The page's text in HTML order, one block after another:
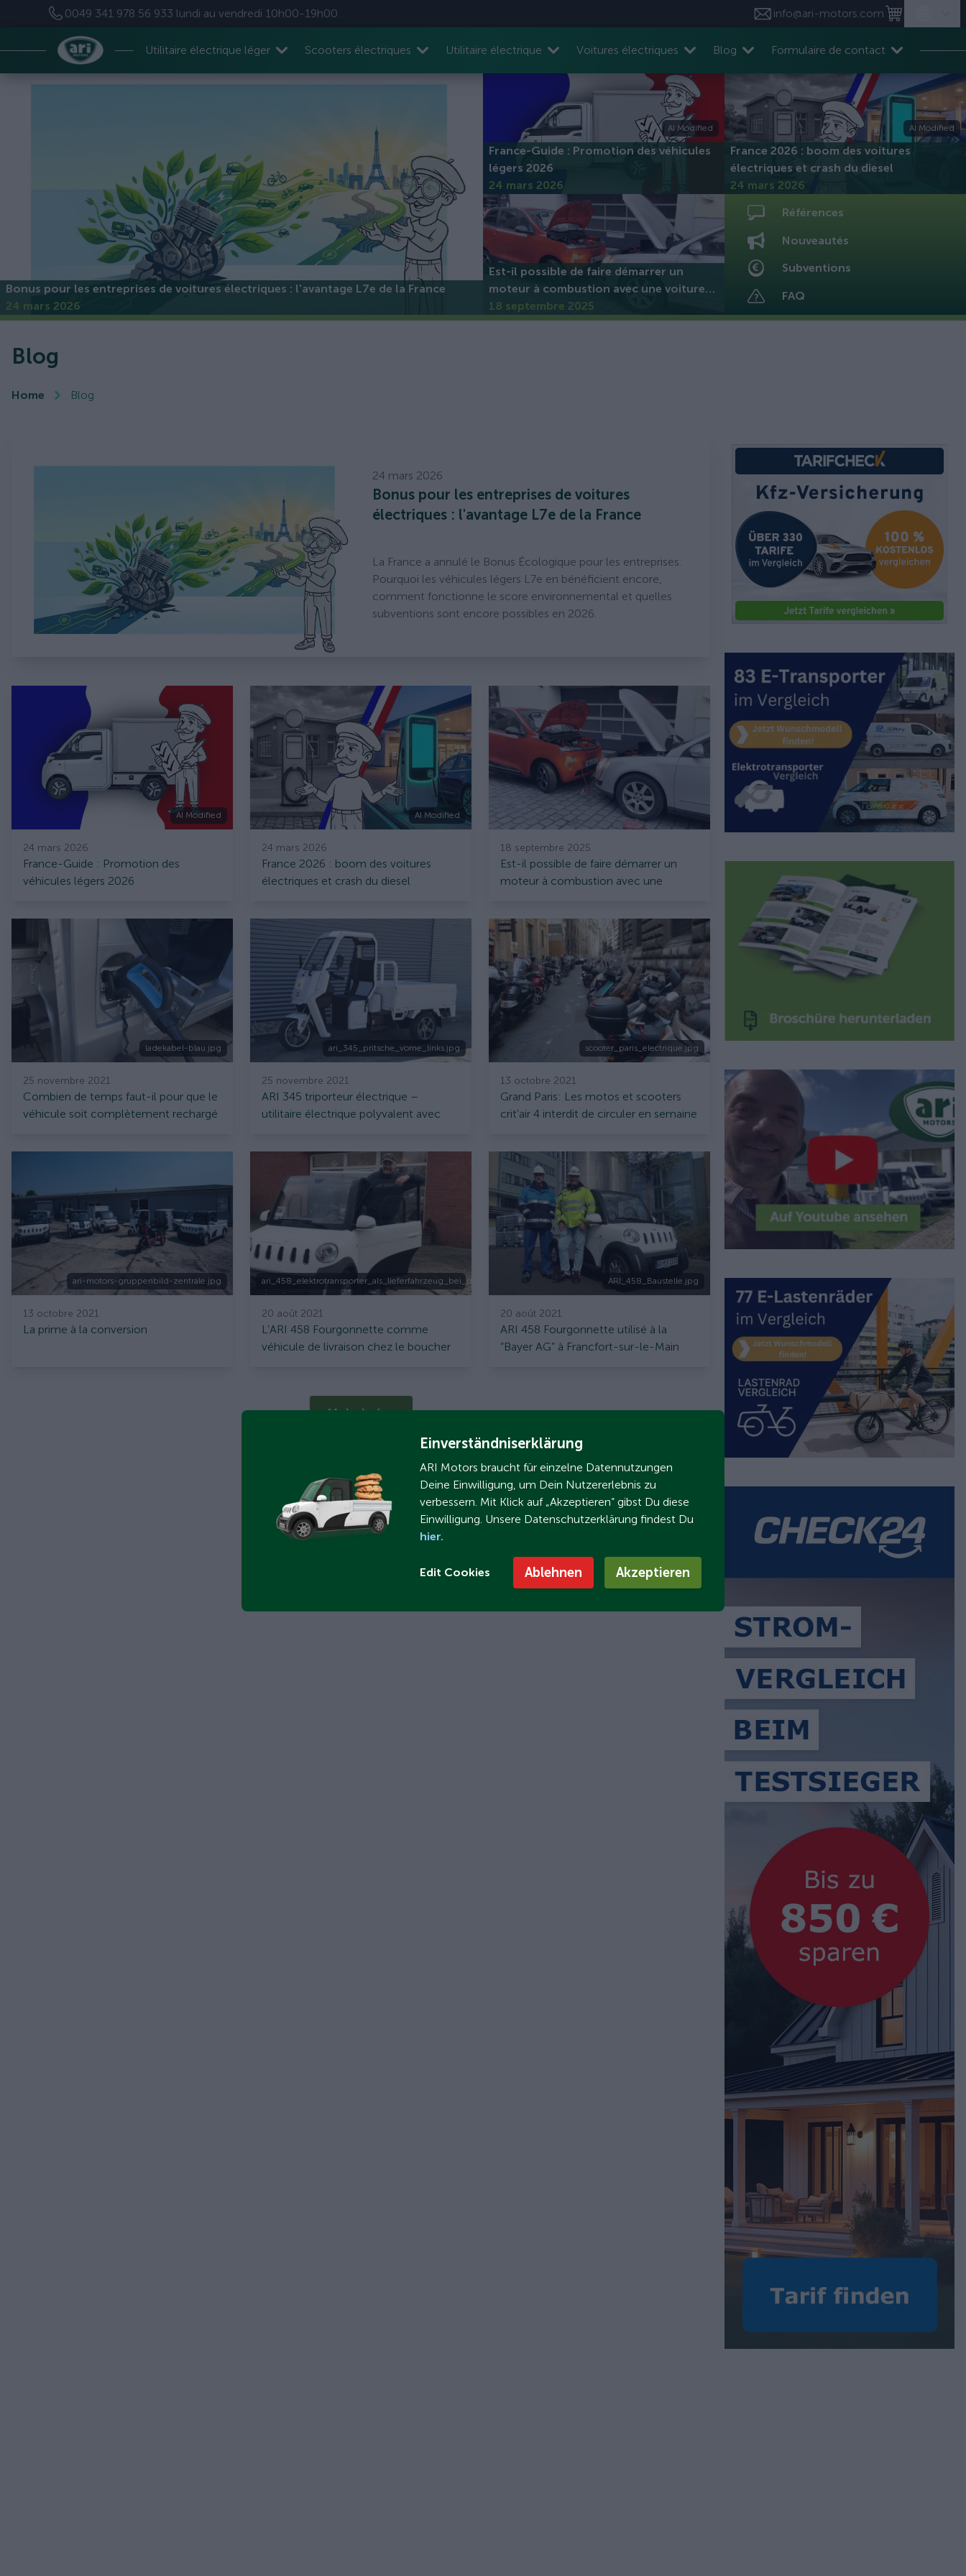
0049 341 978 56 933 lundi au vendredi 10h00-19h00 info@ari-motors.com
Utilitaire électrique léger Scooters électriques Utilitaire électrique Voitures électriques Blog Formulaire de contact
Bonus pour les entreprises de voitures électriques : l'avantage L7e de la France
24 mars 2026
AI Modified
France-Guide : Promotion des véhicules
légers 2026
24 mars 2026
AI Modified
France 2026 : boom des voitures
électriques et crash du diesel
24 mars 2026
Est-il possible de faire démarrer un
moteur à combustion avec une voiture
électrique ?
18 septembre 2025
Références
Nouveautés
Subventions
FAQ
Blog
Home Blog
24 mars 2026
Bonus pour les entreprises de voitures
électriques : l'avantage L7e de la France
La France a annulé le Bonus Écologique pour les entreprises.
Pourquoi les véhicules légers L7e en bénéficient encore,
comment fonctionne le score environnemental et quelles
subventions sont encore possibles en 2026.
AI Modified
24 mars 2026
France-Guide : Promotion des
véhicules légers 2026
AI Modified
24 mars 2026
France 2026 : boom des voitures
électriques et crash du diesel
18 septembre 2025
Est-il possible de faire démarrer un
moteur à combustion avec une
ladekabel-blau.jpg
25 novembre 2021
Combien de temps faut-il pour que le
véhicule soit complètement rechargé
ari_345_pritsche_vorne_links.jpg
25 novembre 2021
ARI 345 triporteur électrique –
utilitaire électrique polyvalent avec
scooter_paris_electrique.jpg
13 octobre 2021
Grand Paris: Les motos et scooters
crit’air 4 interdit de circuler en semaine
ari-motors-gruppenbild-zentrale.jpg
13 octobre 2021
La prime à la conversion
ari_458_elektrotransporter_als_lieferfahrzeug_bei_der_fleischerei_pape_in_mirow.jpg
20 août 2021
L’ARI 458 Fourgonnette comme
véhicule de livraison chez le boucher
ARI_458_Baustelle.jpg
20 août 2021
ARI 458 Fourgonnette utilisé à la
“Bayer AG” à Francfort-sur-le-Main
Mehr laden
Einverständniserklärung
ARI Motors braucht für einzelne Datennutzungen
Deine Einwilligung, um Dein Nutzererlebnis zu
verbessern. Mit Klick auf „Akzeptieren“ gibst Du diese
Einwilligung. Unsere Datenschutzerklärung findest Du
hier.
Edit Cookies Ablehnen Akzeptieren